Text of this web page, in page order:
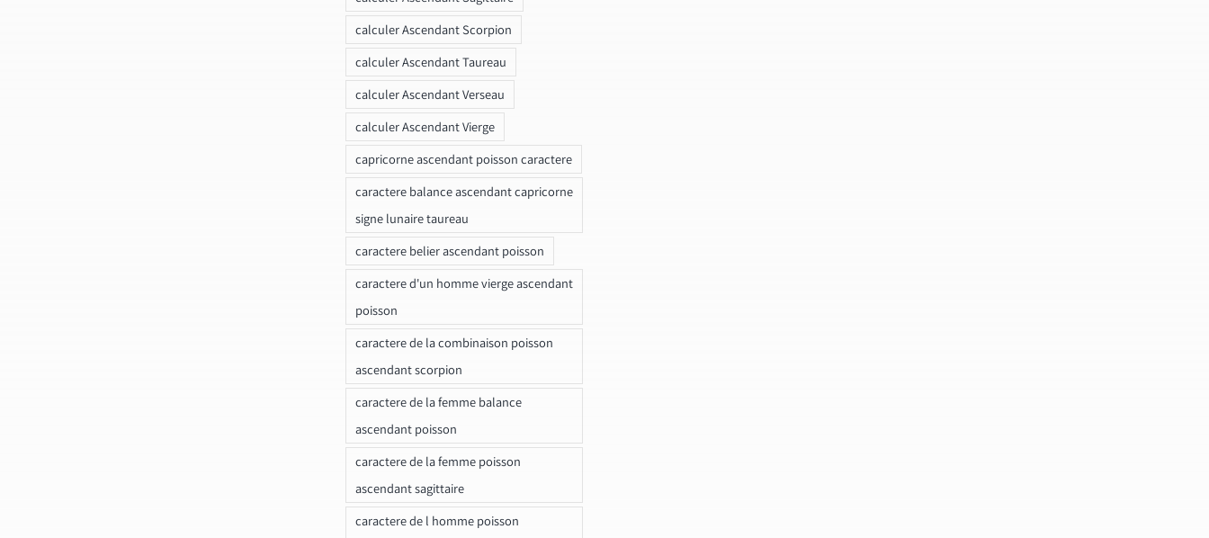
calculer Ascendant Scorpion
calculer Ascendant Taureau
calculer Ascendant Verseau
calculer Ascendant Vierge
capricorne ascendant poisson caractere
caractere balance ascendant capricorne
signe lunaire taureau
caractere belier ascendant poisson
caractere d'un homme vierge ascendant
poisson
caractere de la combinaison poisson
ascendant scorpion
caractere de la femme balance
ascendant poisson
caractere de la femme poisson
ascendant sagittaire
caractere de l homme poisson